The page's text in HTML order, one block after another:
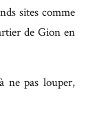
sites comme
de Gion en
ne pas louper,